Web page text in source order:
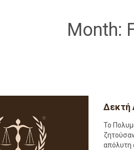
Month:
Δεκτή
Το
απόλυτη